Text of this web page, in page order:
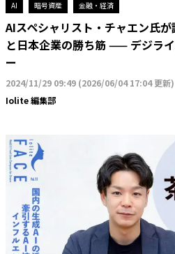
AI 暗号資産 金融・経済
AIスペシャリスト・チャエン氏が
と日本企業の勝ち筋 —— デジラ
ー
2024/11/29 09:49 (2026/06/04 17:04 更新)
Iolite 編集部